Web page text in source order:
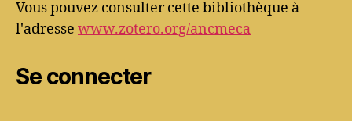
Vous pouvez consulter cette bibliothèque à
l'adresse www.zotero.org/ancmeca
Se connecter